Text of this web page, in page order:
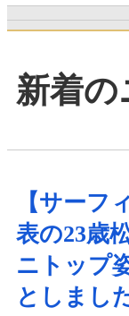
新着の
【サーフ
表の23歳
ニトップ
としまし